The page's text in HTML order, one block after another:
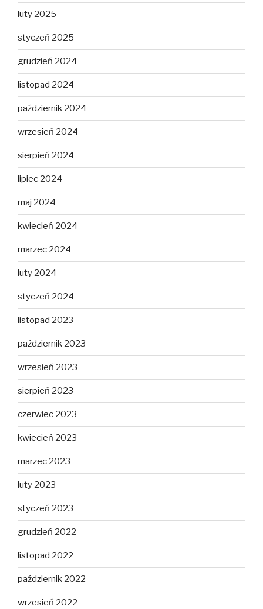
luty 2025
styczeń 2025
grudzień 2024
listopad 2024
październik 2024
wrzesień 2024
sierpień 2024
lipiec 2024
maj 2024
kwiecień 2024
marzec 2024
luty 2024
styczeń 2024
listopad 2023
październik 2023
wrzesień 2023
sierpień 2023
czerwiec 2023
kwiecień 2023
marzec 2023
luty 2023
styczeń 2023
grudzień 2022
listopad 2022
październik 2022
wrzesień 2022